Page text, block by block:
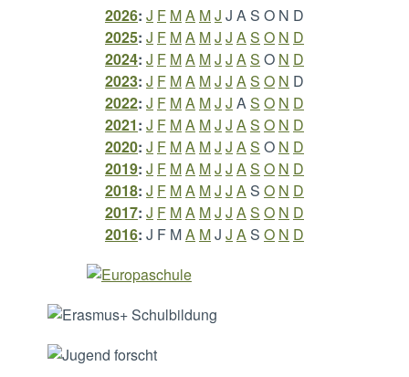
2026: J F MA MJ J AS O N D
2025: J F MA MJ J AS O N D
2024: J F MA MJ J AS O N D
2023: J F MA MJ J AS O N D
2022: J F MA MJ J AS O N D
2021: J F MA MJ J AS O N D
2020: J F MA MJ J AS O N D
2019: J F MA MJ J AS O N D
2018: J F MA MJ J AS O N D
2017: J F MA MJ J AS O N D
2016: J F MA MJ J AS O N D